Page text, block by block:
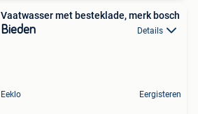
Vaatwasser met besteklade, merk bosch
Bieden Details
Eeklo Eergisteren